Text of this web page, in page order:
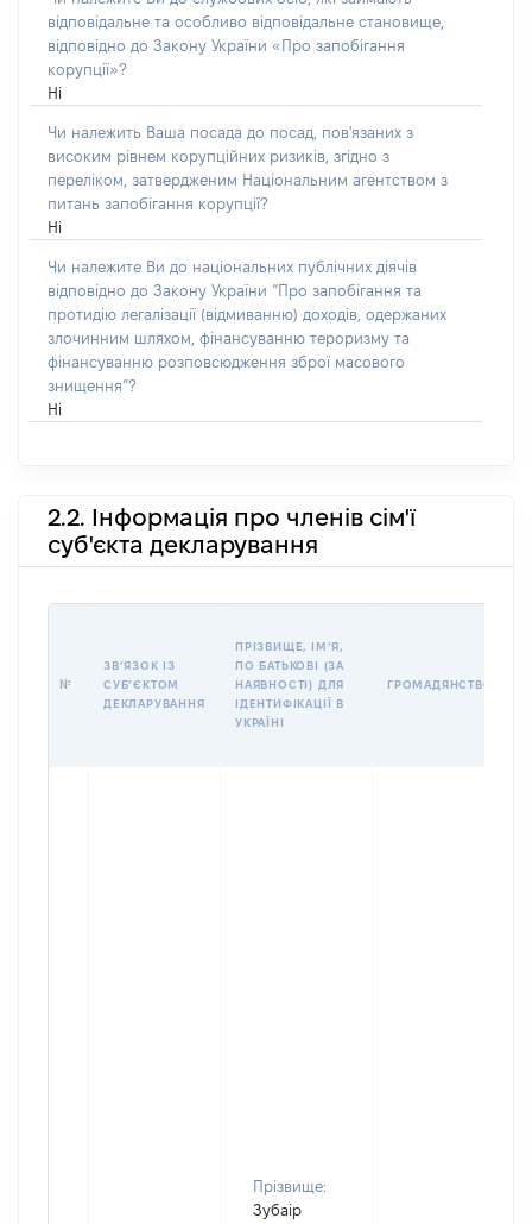
відповідальне та особливо відповідальне становище,
відповідно до Закону України «Про запобігання
корупції»?
Ні
Чи належить Ваша посада до посад, пов'язаних з
високим рівнем корупційних ризиків, згідно з
переліком, затвердженим Національним агентством з
питань запобігання корупції?
Ні
Чи належите Ви до національних публічних діячів
відповідно до Закону України “Про запобігання та
протидію легалізації (відмиванню) доходів, одержаних
злочинним шляхом, фінансуванню тероризму та
фінансуванню розповсюдження зброї масового
знищення”?
Ні
2.2. Інформація про членів сім'ї
суб'єкта декларування
№
ЗВʼЯЗОК ІЗ
СУБʼЄКТОМ
ДЕКЛАРУВАННЯ
ПРІЗВИЩЕ, ІМʼЯ,
ПО БАТЬКОВІ (ЗА
НАЯВНОСТІ) ДЛЯ
ІДЕНТИФІКАЦІЇ В
УКРАЇНІ
ГРОМАДЯНСТВО
Прізвище:
Зубаір